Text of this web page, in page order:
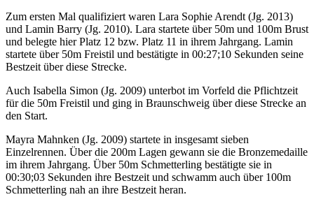
Zum ersten Mal qualifiziert waren Lara Sophie Arendt (Jg. 2013)
und Lamin Barry (Jg. 2010). Lara startete über 50m und 100m Brust
und belegte hier Platz 12 bzw. Platz 11 in ihrem Jahrgang. Lamin
startete über 50m Freistil und bestätigte in 00:27;10 Sekunden seine
Bestzeit über diese Strecke.
Auch Isabella Simon (Jg. 2009) unterbot im Vorfeld die Pflichtzeit
für die 50m Freistil und ging in Braunschweig über diese Strecke an
den Start.
Mayra Mahnken (Jg. 2009) startete in insgesamt sieben
Einzelrennen. Über die 200m Lagen gewann sie die Bronzemedaille
im ihrem Jahrgang. Über 50m Schmetterling bestätigte sie in
00:30;03 Sekunden ihre Bestzeit und schwamm auch über 100m
Schmetterling nah an ihre Bestzeit heran.